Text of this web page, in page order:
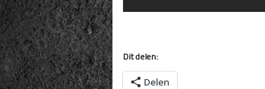
Dit delen:
Delen